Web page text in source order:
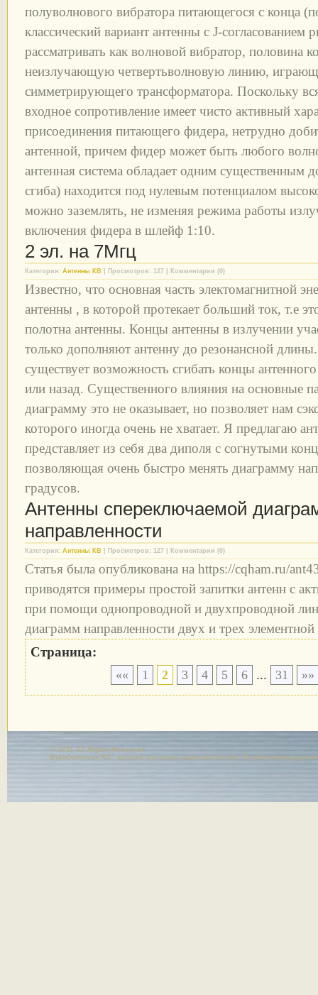
полуволнового вибратора питающегося с конца
классический вариант антенны с J-
рассматривать как волновой вибратор, половина
неизлучающую четвертьволновую линию,
симметрирующего трансформатора. Поскольку
входное сопротивление имеет чисто активный
присоединения питающего фидера, нетрудно
антенной, причем фидер может быть любого
антенная система обладает одним существенным
сгиба) находится под нулевым потенциалом
можно заземлять, не изменяя режима работы
включения фидера в шлейф 1:10.
2 эл. на 7Мгц
Категория: Антенны КВ | Просмотров: 127 | Комментарии (0)
Известно, что основная часть электомагнитной
антенны , в которой протекает больший ток, т.е
полотна антенны. Концы антенны в излучении
только дополняют антенну до резонансной
существует возможность сгибать концы
или назад. Существенного влияния на основные
диаграмму это не оказывает, но позволяет нам
которого иногда очень не хватает. Я предлагаю
представляет из себя два диполя с согнутыми
позволяющая очень быстро менять диаграмму
градусов.
Антенны спереключаемой
направленности
Категория: Антенны КВ | Просмотров: 127 | Комментарии (0)
Статья была опубликована на https://cqham.ru/
приводятся примеры простой запитки антенн с
при помощи однопроводной и двухпроводной
диаграмм направленности двух и трех
Страница:
«« 1 2 3 4 5 6 ... 31 »»
© 2011 All Rights Reserved.
EuroDomovoy.RU - каталог схем для радиолюбителя. Техническая